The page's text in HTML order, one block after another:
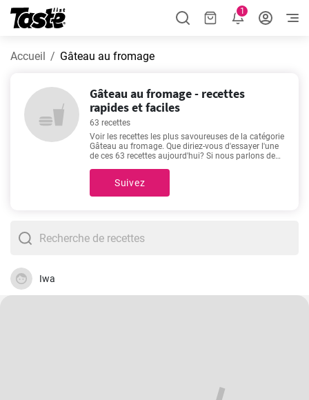
1
Accueil Gâteau au fromage
Gâteau au fromage - recettes
rapides et faciles
63 recettes
Voir les recettes les plus savoureuses de la catégorie
Gâteau au fromage. Que diriez-vous d'essayer l'une
de ces 63 recettes aujourd'hui? Si nous parlons de
ricotta et au citron sans gluten
au fromage italien à la ricotta
Suivez
Iwa